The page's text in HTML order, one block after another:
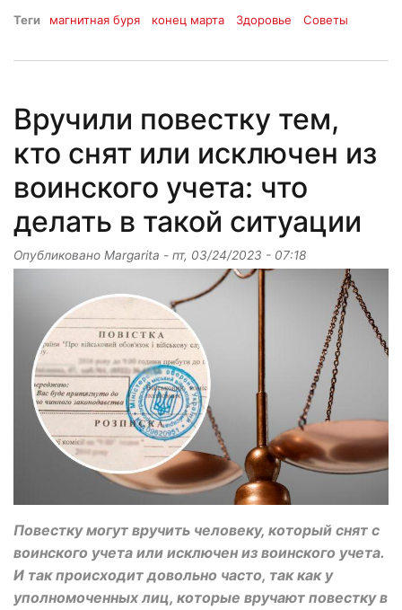
Теги магнитная буря конец марта Здоровье Советы
Вручили повестку тем,
кто снят или исключен из
воинского учета: что
делать в такой ситуации
Опубликовано Margarita - пт, 03/24/2023 - 07:18
Повестку могут вручить человеку, который снят с
воинского учета или исключен из воинского учета.
И так происходит довольно часто, так как у
уполномоченных лиц, которые вручают повестку в